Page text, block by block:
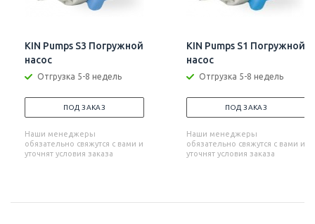
KIN Pumps S3 Погружной
насос
Отгрузка 5-8 недель
ПОД ЗАКАЗ
Наши менеджеры
обязательно свяжутся с вами и
уточнят условия заказа
KIN Pumps S1 Погружной
насос
Отгрузка 5-8 недель
ПОД ЗАКАЗ
Наши менеджеры
обязательно свяжутся с вами и
уточнят условия заказа